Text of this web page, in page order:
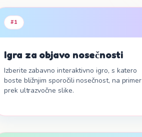
#1
Igra za objavo nosečnosti
Izberite zabavno interaktivno igro, s katero
boste bližnjim sporočili nosečnost, na primer
prek ultrazvočne slike.